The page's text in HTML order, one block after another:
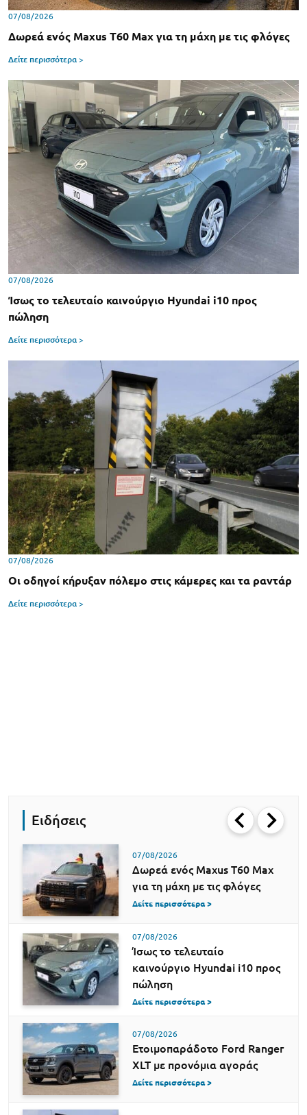
07/08/2026
Δωρεά ενός Maxus T60 Max για τη μάχη με τις φλόγες
Δείτε περισσότερα >
07/08/2026
Ίσως το τελευταίο καινούργιο Hyundai i10 προς
πώληση
Δείτε περισσότερα >
07/08/2026
Οι οδηγοί κήρυξαν πόλεμο στις κάμερες και τα ραντάρ
Δείτε περισσότερα >
Ειδήσεις
07/08/2026
Δωρεά ενός Maxus T60 Max
για τη μάχη με τις φλόγες
Δείτε περισσότερα >
07/08/2026
Ίσως το τελευταίο
καινούργιο Hyundai i10 προς
πώληση
Δείτε περισσότερα >
07/08/2026
Ετοιμοπαράδοτο Ford Ranger
XLT με προνόμια αγοράς
Δείτε περισσότερα >